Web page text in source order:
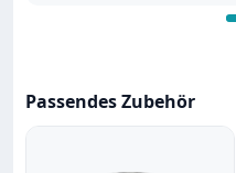
Passendes Zubehör